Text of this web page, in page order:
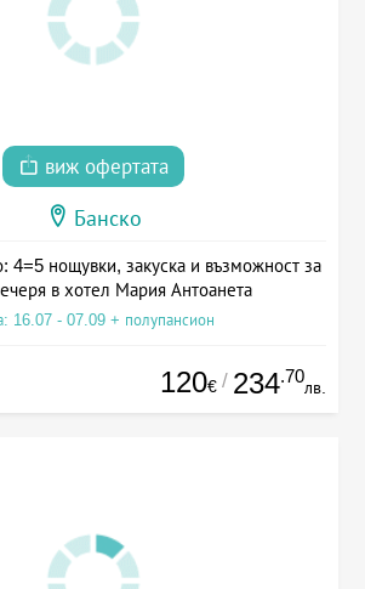
виж офертата
Банско
4=5 нощувки, закуска и възможност за
в хотел Мария Антоанета
16.07 - 07.09 + полупансион
120€ / 234.70
лв.